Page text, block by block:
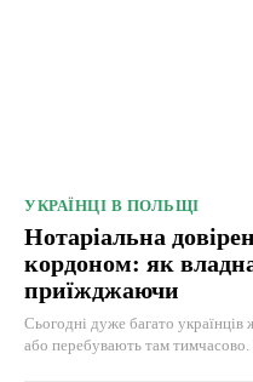
УКРАЇНЦІ В ПОЛЬЩІ
Нотаріальна
кордоном: як
приїжджаючи
Сьогодні дуже багато
або перебувають там тимчасово.